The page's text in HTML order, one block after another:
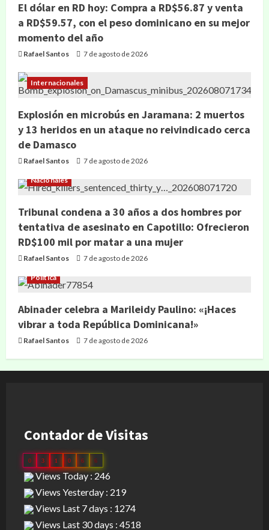
El dólar en RD hoy: Compra a RD$56.87 y venta
a RD$59.57, con el peso dominicano en su mejor
momento del año
Rafael Santos 7 de agosto de 2026
Internacionales
Explosión en microbús en Jaramana: 2 muertos
y 13 heridos en un ataque no reivindicado cerca
de Damasco
Rafael Santos 7 de agosto de 2026
Nacionales
Tribunal condena a 30 años a dos hombres por
tentativa de asesinato en Capotillo: Ofrecieron
RD$100 mil por matar a una mujer
Rafael Santos 7 de agosto de 2026
Política
Abinader celebra a Marileidy Paulino: «¡Haces
vibrar a toda República Dominicana!»
Rafael Santos 7 de agosto de 2026
Contador de Visitas
0 3 1 0 6 6
Views Today : 246
Views Yesterday : 219
Views Last 7 days : 1274
Views Last 30 days : 4518